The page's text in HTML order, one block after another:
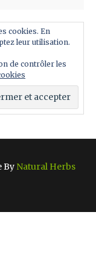
cookies. En
leur utilisation.
de contrôler les
By Natural Herbs